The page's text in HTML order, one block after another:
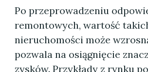
Po przeprowadzeniu
remontowych, wartość
nieruchomości może
pozwala na osiągnięcie
zysków. Przykłady z rynku